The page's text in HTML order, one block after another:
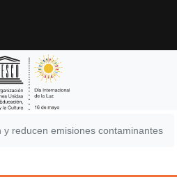
y reducen emisiones contaminantes